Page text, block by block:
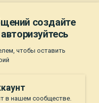
создайте
чтобы оставить
в нашем сообществе.